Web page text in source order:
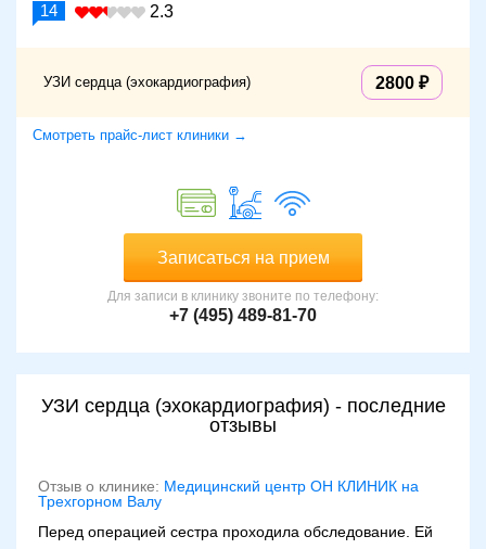
14 2.3
УЗИ сердца (эхокардиография) 2800
Смотреть прайс-лист клиники →
Записаться на прием
Для записи в клинику звоните по телефону:
+7 (495) 489-81-70
УЗИ сердца (эхокардиография) - последние
отзывы
Отзыв о клинике: Медицинский центр ОН КЛИНИК на
Трехгорном Валу
Перед операцией сестра проходила обследование. Ей